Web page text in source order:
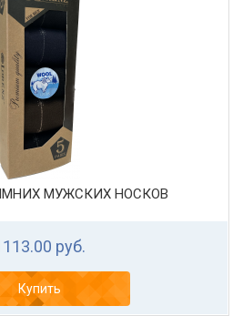
МУЖСКИХ НОСКОВ
руб.
Купить